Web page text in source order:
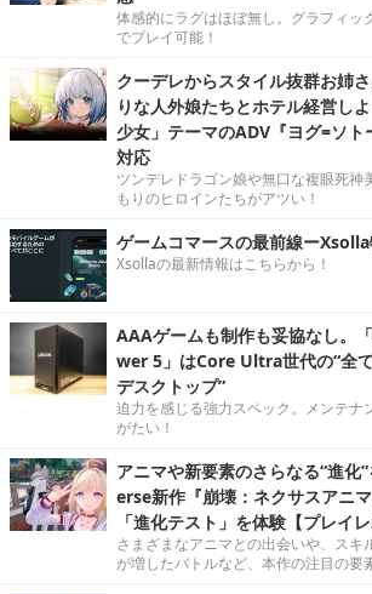
体感的にラグはほぼ無し。グラフィッ
でプレイ可能！
クーデレからスタイル抜群お姉
りな人外娘たちとホテル経営し
少女」テーマのADV『ヨグ=ソ
対応
ツンデレドラゴン娘や無口な複眼死神
もりのヒロインたちがアツい！
ゲームコマースの最前線ー
Xsollaの最新情報はこちらから！
AAAゲームも制作も妥協なし。
wer 5」はCore Ultra世代の“全
デスクトップ”
迫力を感じる強力スペック。メンテナ
がたい！
アニマや新要素のさらなる“進化
erse新作『崩壊：ネクサスアニ
「進化テスト」を体験【プレイレ
さまざまなアニマとの出会いや、スキ
が増したバトルなど、本作の注目の要